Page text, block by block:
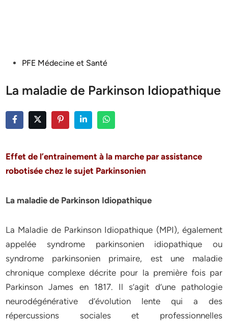
PostedPFE Médecine et Santé
La maladie de Parkinson Idiopathique
Effet de l’entrainement à la marche par assistance
robotisée chez le sujet Parkinsonien
La maladie de Parkinson Idiopathique
La Maladie de Parkinson Idiopathique (MPI), également
appelée syndrome parkinsonien idiopathique ou
syndrome parkinsonien primaire, est une maladie
chronique complexe décrite pour la première fois par
Parkinson James en 1817. Il s’agit d’une pathologie
neurodégénérative d’évolution lente qui a des
répercussions sociales et professionnelles